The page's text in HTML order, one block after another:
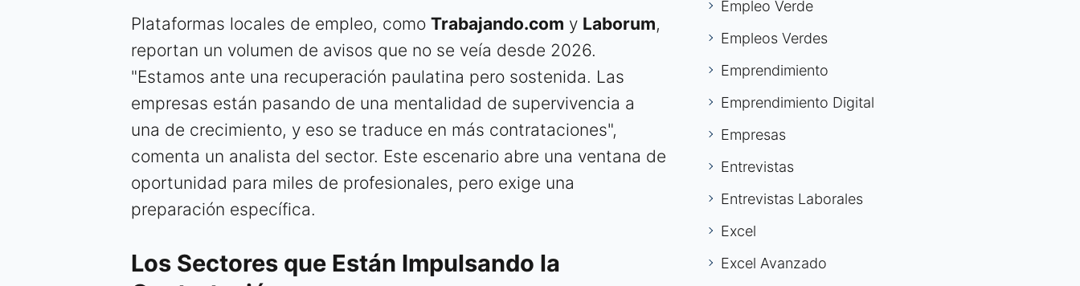
Plataformas locales de empleo, como Trabajando.com y Laborum,
reportan un volumen de avisos que no se veía desde 2026.
"Estamos ante una recuperación paulatina pero sostenida. Las
empresas están pasando de una mentalidad de supervivencia a
una de crecimiento, y eso se traduce en más contrataciones",
comenta un analista del sector. Este escenario abre una ventana de
oportunidad para miles de profesionales, pero exige una
preparación específica.
Los Sectores que Están Impulsando la
Empleo Verde
Empleos Verdes
Emprendimiento
Emprendimiento Digital
Empresas
Entrevistas
Entrevistas Laborales
Excel
Excel Avanzado